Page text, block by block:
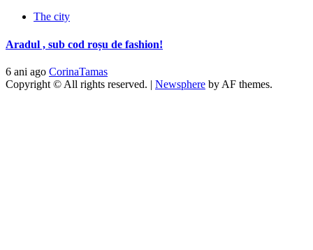
The city
Aradul , sub cod roșu de fashion!
6 ani ago CorinaTamas
Copyright © All rights reserved. | Newsphere by AF themes.